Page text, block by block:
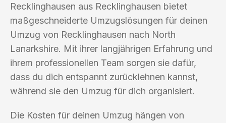
Recklinghausen aus Recklinghausen bietet
maßgeschneiderte Umzugslösungen für deinen
Umzug von Recklinghausen nach North
Lanarkshire. Mit ihrer langjährigen Erfahrung und
ihrem professionellen Team sorgen sie dafür,
dass du dich entspannt zurücklehnen kannst,
während sie den Umzug für dich organisiert.
Die Kosten für deinen Umzug hängen von